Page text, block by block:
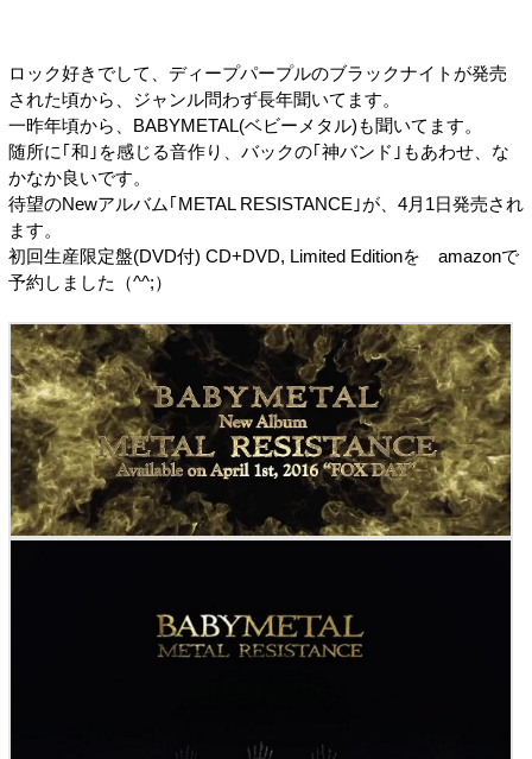
ロック好きでして、ディープパープルのブラックナイトが発売
された頃から、ジャンル問わず長年聞いてます。
一昨年頃から、BABYMETAL(ベビーメタル)も聞いてます。
随所に｢和｣を感じる音作り、バックの｢神バンド｣もあわせ、な
かなか良いです。
待望のNewアルバム｢METAL RESISTANCE｣が、4月1日発売され
ます。
初回生産限定盤(DVD付) CD+DVD, Limited Editionを amazonで
予約しました（^^;）